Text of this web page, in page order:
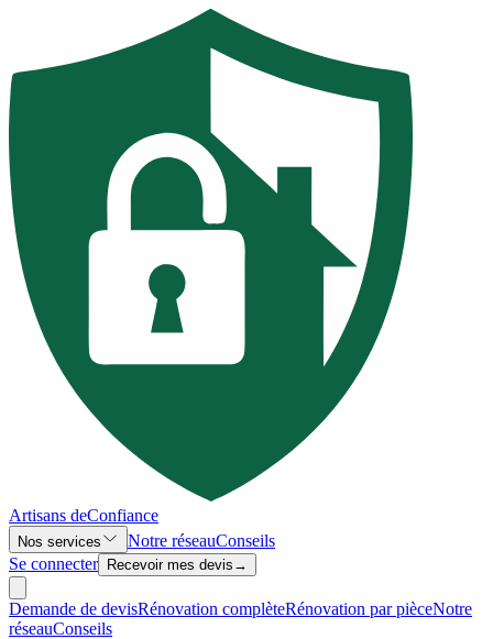
Artisans deConfiance
Nos services Notre réseauConseils
Se connecter
Recevoir mes devis →
Demande de devisRénovation complèteRénovation par pièceNotre
réseauConseils